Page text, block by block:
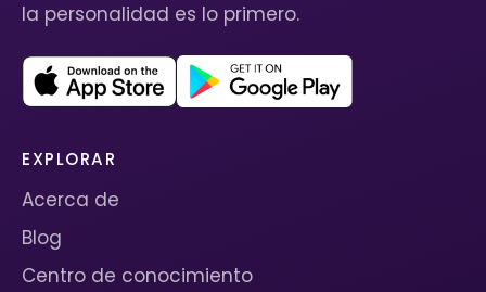
la personalidad es lo primero.
EXPLORAR
Acerca de
Blog
Centro de conocimiento